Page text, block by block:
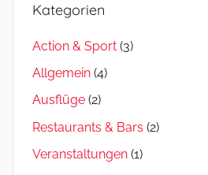
Kategorien
Action & Sport (3)
Allgemein (4)
Ausflüge (2)
Restaurants & Bars (2)
Veranstaltungen (1)